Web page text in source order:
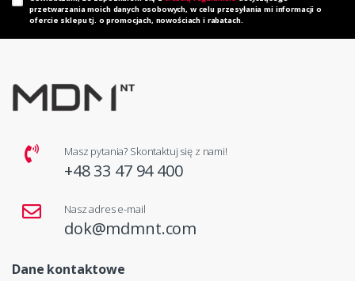
przetwarzania moich danych osobowych, w celu przesyłania mi informacji o
ofercie sklepu tj. o promocjach, nowościach i rabatach.
Masz pytania? Skontaktuj się z nami!
+48 33 47 94 400
Nasz adres e-mail
dok@mdmnt.com
Dane kontaktowe